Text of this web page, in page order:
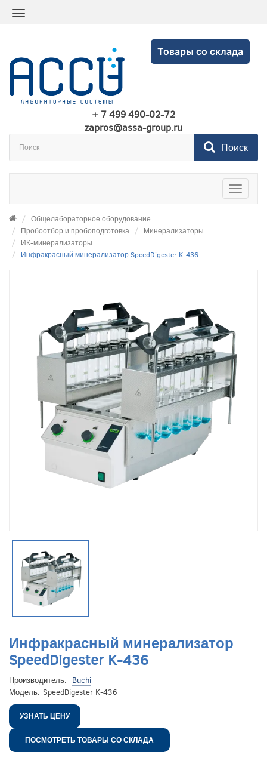
Товары со склада
+ 7 499 490-02-72
zapros@assa-group.ru
Поиск
Toggle
Общелабораторное оборудование
Пробоотбор и пробоподготовка
Минерализаторы
ИК-минерализаторы
Инфракрасный минерализатор SpeedDigester K-436
Инфракрасный минерализатор
SpeedDigester K-436
Производитель:
Buchi
Модель: SpeedDigester K-436
УЗНАТЬ ЦЕНУ
ПОСМОТРЕТЬ ТОВАРЫ СО СКЛАДА